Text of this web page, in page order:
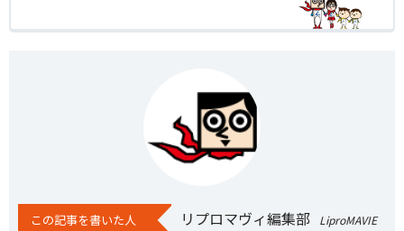
この記事を書いた人 リプロマヴィ編集部
LiproMAVIE